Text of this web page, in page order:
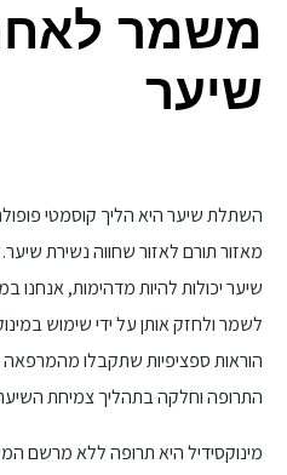
משמר
שיער
השתלת שיער היא הליך קוסמטי
מאזור תורם לאזור שחווה נשירת
שיער יכולות להיות מדהימות, אנחנו
לשמר ולחזק אותן על ידי שימוש
הוראות ספציפיות שתקבלו
התרופה וחלקה בתהליך צמיחת
מינוקסידיל היא תרופה ללא מרשם